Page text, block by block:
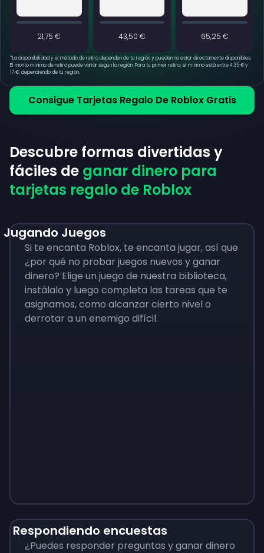
Consigue Tarjetas Regalo De Roblox Gratis
21,75 € 43,50 € 65,25 €
*La disponibilidad y el método de retiro dependen de tu región y pueden no estar directamente disponibles.
El monto mínimo de retiro puede variar según la región. Para tu primer retiro, el mínimo está entre 4,35 € y
17 €, dependiendo de tu región.
Descubre formas divertidas y
fáciles de ganar dinero para
tarjetas regalo de Roblox
Jugando Juegos
Si te encanta Roblox, te encanta jugar, así que
¿por qué no probar juegos nuevos y ganar
dinero? Elige un juego de nuestra biblioteca,
instálalo y luego completa las tareas que te
asignamos, como alcanzar cierto nivel o
derrotar a un enemigo difícil.
Respondiendo encuestas
¿Puedes responder preguntas y ganar dinero